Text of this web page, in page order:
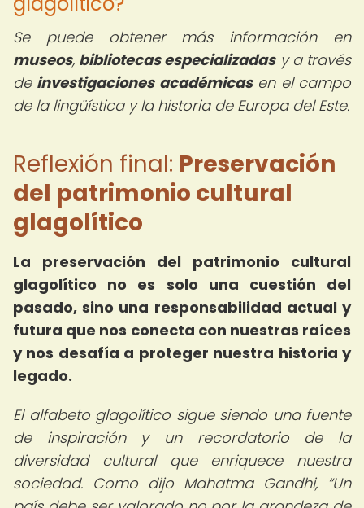
Se puede obtener más información en
museos, bibliotecas especializadasy a través
de investigaciones académicasen el campo
de la lingüística y la historia de Europa del Este.
Reflexión final: Preservación
del patrimonio cultural
glagolítico
La preservación del patrimonio cultural
glagolítico no es solo una cuestión del
pasado, sino una responsabilidad actual y
futura que nos conecta con nuestras raíces
y nos desafía a proteger nuestra historia y
legado.
El alfabeto glagolítico sigue siendo una fuente
de inspiración y un recordatorio de la
diversidad cultural que enriquece nuestra
sociedad. Como dijo Mahatma Gandhi,
Un